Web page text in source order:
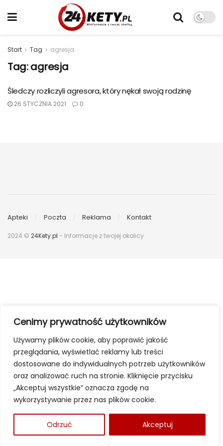
Cenimy prywatność użytkowników
Używamy plików cookie, aby poprawić jakość
przeglądania, wyświetlać reklamy lub treści
dostosowane do indywidualnych potrzeb użytkowników
oraz analizować ruch na stronie. Kliknięcie przycisku
„Akceptuj wszystkie” oznacza zgodę na
wykorzystywanie przez nas plików cookie.
Odrzuć Akceptuj
Start Tag agresja
Tag:agresja
Śledczy rozliczyli agresora, który nękał swoją rodzinę
26 STYCZNIA 2021 0
Apteki Poczta Reklama Kontakt
2024 © 24Kety.pl - Informacje z twojej okolicy